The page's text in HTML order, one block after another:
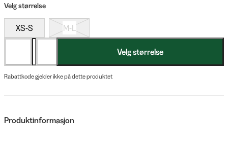
Velg størrelse
XS-S M-L
Velg størrelse
Rabattkode gjelder ikke på dette produktet
Produktinformasjon